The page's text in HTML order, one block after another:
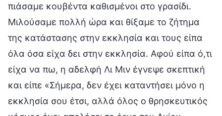
πιάσαμε κουβέντα καθισμένοι στο γρασίδι.
Μιλούσαμε πολλή ώρα και θίξαμε το ζήτημα
της κατάστασης στην εκκλησία και τους είπα
όλα όσα είχα δει στην εκκλησία. Αφού είπα ό,τι
είχα να πω, η αδελφή Λι Μιν έγνεψε σκεπτική
και είπε «Σήμερα, δεν έχει καταντήσει μόνο η
εκκλησία σου έτσι, αλλά όλος ο θρησκευτικός